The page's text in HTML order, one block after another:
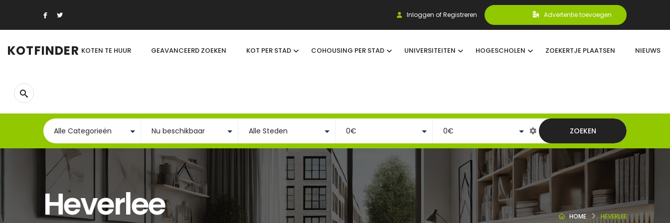
Inloggen of Registreren Advertentie toevoegen
KOTFINDER KOTEN TE HUUR GEAVANCEERD ZOEKEN KOT PER STAD COHOUSING PER STAD UNIVERSITEITEN HOGESCHOLEN ZOEKERTJE PLAATSEN NIEUWS
ZOEKEN
Heverlee HOME HEVERLEE